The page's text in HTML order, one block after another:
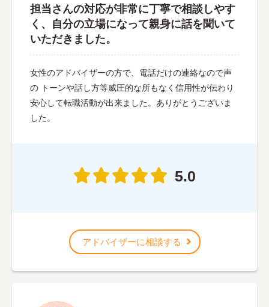
担当さんの対応が非常に丁寧で相談しやす
く、自分の立場になって親身に話を聞いて
いただきました。
女性のアドバイザーの方で、電話だけの連絡なので声
の トーンや話し方等威圧的な所もなく信用性が伝わり
安心して転職活動が出来ました。ありがとうございま
した。
5.0
アドバイザーに相談する